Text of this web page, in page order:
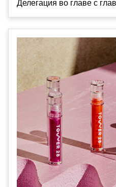
Делегация во главе с